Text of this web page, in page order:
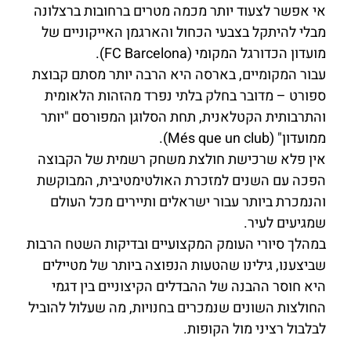
אי אפשר לצעוד יותר מכמה מטרים ברחובות ברצלונה
מבלי להיתקל בצבעי הכחול והארגמן האייקוניים של
מועדון הכדורגל המקומי (FC Barcelona).
עבור המקומיים, בארסה היא הרבה יותר מסתם קבוצת
ספורט – מדובר בחלק בלתי נפרד מהזהות הלאומית
והתרבותית הקטלאנית, תחת הסלוגן המפורסם "יותר
ממועדון" (Més que un club).
אין פלא שרכישת חולצת משחק רשמית של הקבוצה
הפכה עם השנים למזכרת האולטימטיבית, המבוקשת
והנמכרת ביותר עבור ישראלים ותיירים מכל העולם
שמגיעים לעיר.
במהלך סיורי העומק המקצועיים ובדיקות השטח הרבות
שביצענו, גילינו שהטעות הנפוצה ביותר של מטיילים
היא חוסר ההבנה של ההבדלים הקיצוניים בין דגמי
החולצות השונים שנמכרים בחנויות, מה שעלול להוביל
לבלבול רציני מול הקופות.